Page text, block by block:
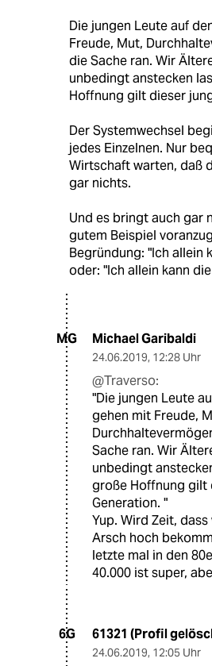
Die jungen Leute auf
Freude, Mut,
die Sache ran. Wir
unbedingt anstecken
Hoffnung gilt dieser
Der Systemwechsel
jedes Einzelnen. Nur
Wirtschaft warten, daß
gar nichts.
Und es bringt auch gar
gutem Beispiel
Begründung: "Ich allein
oder: "Ich allein kann
MG Michael Garibaldi
24.06.2019, 12:28 Uhr
@Traverso:
"Die jungen Leute
gehen mit Freude,
Sache ran. Wir
unbedingt
große Hoffnung gilt
Generation. "
Yup. Wird Zeit,
Arsch hoch
letzte mal in den
40.000 ist super,
6G 61321 (Profil
24.06.2019, 12:05 Uhr